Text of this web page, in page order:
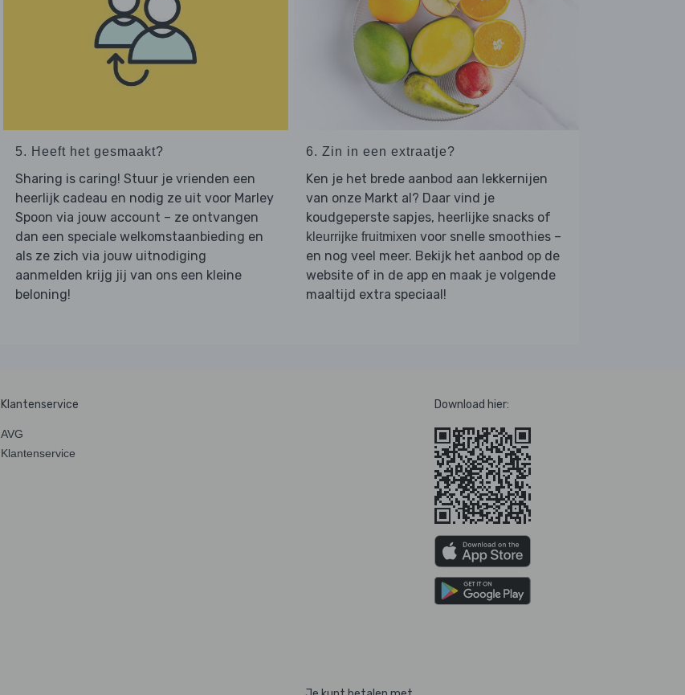
5. Heeft het gesmaakt?
Sharing is caring! Stuur je vrienden een
heerlijk cadeau en nodig ze uit voor Marley
Spoon via jouw account – ze ontvangen
dan een speciale welkomstaanbieding en
als ze zich via jouw uitnodiging
aanmelden krijg jij van ons een kleine
beloning!
6. Zin in een extraatje?
Ken je het brede aanbod aan lekkernijen
van onze Markt al? Daar vind je
koudgeperste sapjes, heerlijke snacks of
kleurrijke fruitmixen voor snelle smoothies –
en nog veel meer. Bekijk het aanbod op de
website of in de app en maak je volgende
maaltijd extra speciaal!
Klantenservice
AVG
Klantenservice
Download hier: